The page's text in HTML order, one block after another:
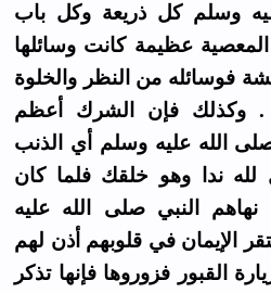
وسلم كل ذريعة وكل باب
عظيمة كانت وسائلها
فوسائله من النظر والخلوة
. وكذلك فإن الشرك أعظم
الله عليه وسلم أي الذنب
ندا وهو خلقك فلما كان
نهاهم النبي صلى الله عليه
الإيمان في قلوبهم أذن لهم
القبور فزوروها فإنها تذكر